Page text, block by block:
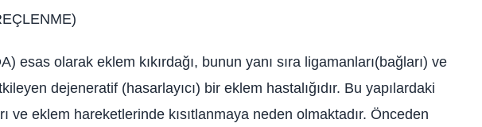
esas olarak eklem kıkırdağı, bunun yanı sıra ligamanları(bağları) ve
dejeneratif (hasarlayıcı) bir eklem hastalığıdır. Bu yapılardaki
ve eklem hareketlerinde kısıtlanmaya neden olmaktadır. Önceden